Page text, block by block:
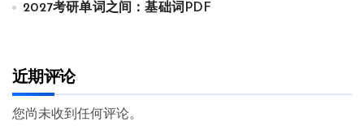
2027考研单词之间：基础词PDF
近期评论
您尚未收到任何评论。